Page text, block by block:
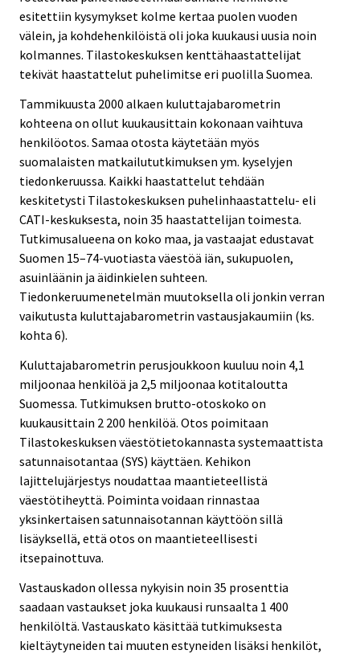
esitettiin kysymykset kolme kertaa puolen vuoden
välein, ja kohdehenkilöistä oli joka kuukausi uusia noin
kolmannes. Tilastokeskuksen kenttähaastattelijat
tekivät haastattelut puhelimitse eri puolilla Suomea.
Tammikuusta 2000 alkaen kuluttajabarometrin
kohteena on ollut kuukausittain kokonaan vaihtuva
henkilöotos. Samaa otosta käytetään myös
suomalaisten matkailututkimuksen ym. kyselyjen
tiedonkeruussa. Kaikki haastattelut tehdään
keskitetysti Tilastokeskuksen puhelinhaastattelu- eli
CATI-keskuksesta, noin 35 haastattelijan toimesta.
Tutkimusalueena on koko maa, ja vastaajat edustavat
Suomen 15–74-vuotiasta väestöä iän, sukupuolen,
asuinläänin ja äidinkielen suhteen.
Tiedonkeruumenetelmän muutoksella oli jonkin verran
vaikutusta kuluttajabarometrin vastausjakaumiin (ks.
kohta 6).
Kuluttajabarometrin perusjoukkoon kuuluu noin 4,1
miljoonaa henkilöä ja 2,5 miljoonaa kotitaloutta
Suomessa. Tutkimuksen brutto-otoskoko on
kuukausittain 2 200 henkilöä. Otos poimitaan
Tilastokeskuksen väestötietokannasta systemaattista
satunnaisotantaa (SYS) käyttäen. Kehikon
lajittelujärjestys noudattaa maantieteellistä
väestötiheyttä. Poiminta voidaan rinnastaa
yksinkertaisen satunnaisotannan käyttöön sillä
lisäyksellä, että otos on maantieteellisesti
itsepainottuva.
Vastauskadon ollessa nykyisin noin 35 prosenttia
saadaan vastaukset joka kuukausi runsaalta 1 400
henkilöltä. Vastauskato käsittää tutkimuksesta
kieltäytyneiden tai muuten estyneiden lisäksi henkilöt,